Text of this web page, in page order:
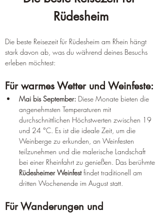
Rüdesheim
Die beste Reisezeit für Rüdesheim am Rhein hängt
stark davon ab, was du während deines Besuchs
erleben möchtest:
Für warmes Wetter und Weinfeste:
Mai bis September: Diese Monate bieten die
angenehmsten Temperaturen mit
durchschnittlichen Höchstwerten zwischen 19
und 24 °C. Es ist die ideale Zeit, um die
Weinberge zu erkunden, an Weinfesten
teilzunehmen und die malerische Landschaft
bei einer Rheinfahrt zu genießen. Das berühmte
Rüdesheimer Weinfest findet traditionell am
dritten Wochenende im August statt.
Für Wanderungen und